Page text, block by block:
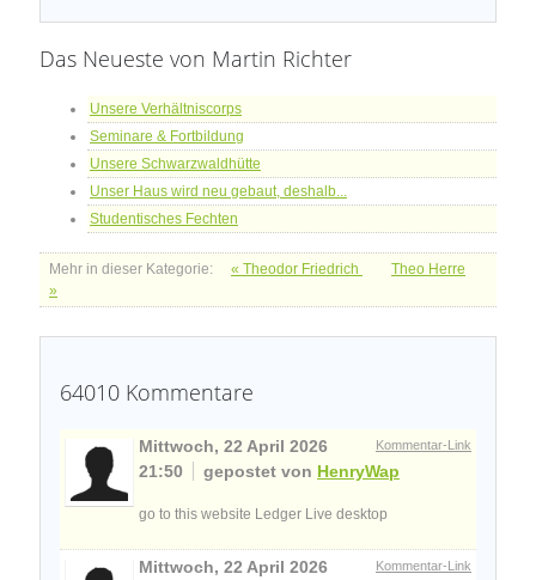
Das Neueste von Martin Richter
Unsere Verhältniscorps
Seminare & Fortbildung
Unsere Schwarzwaldhütte
Unser Haus wird neu gebaut, deshalb...
Studentisches Fechten
Mehr in dieser Kategorie: « Theodor Friedrich
Theo Herre
»
64010 Kommentare
Kommentar-Link
Mittwoch, 22 April 2026
21:50
gepostet von HenryWap
go to this website Ledger Live desktop
Kommentar-Link
Mittwoch, 22 April 2026